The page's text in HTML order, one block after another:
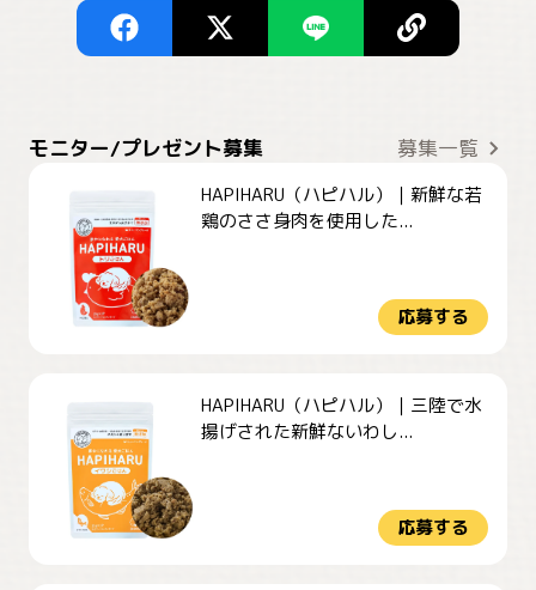
モニター/プレゼント募集 募集一覧
HAPIHARU（ハピハル）｜新鮮な若
鶏のささ身肉を使用した...
応募する
HAPIHARU（ハピハル）｜三陸で水
揚げされた新鮮ないわし...
応募する